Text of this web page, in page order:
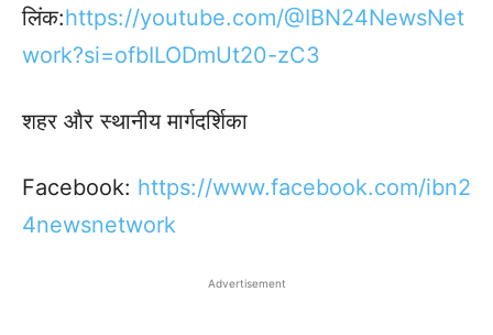
लिंक:https://youtube.com/@IBN24NewsNet
work?si=ofbILODmUt20-zC3
शहर और स्थानीय मार्गदर्शिका
Facebook: https://www.facebook.com/ibn2
4newsnetwork
Advertisement